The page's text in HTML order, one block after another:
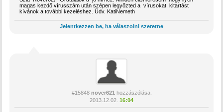
magas kezdő vírusszám után szépen legyőzted a vírusokat. kitartást
kívánok a további kezeléshez. Üdv. KatiNemeth
Jelentkezzen be, ha válaszolni szeretne
#15848 nover621hozzászólása:
2013.12.02. 16:04